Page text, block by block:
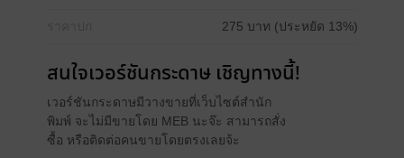
275 บาท (ประหยัด 13%)
สนใจเวอร์ชันกระดาษ เชิญทางนี้!
เวอร์ชันกระดาษมีวางขายที่เว็บไซต์สำนัก
พิมพ์ จะไม่มีขายโดย MEB นะจ๊ะ สามารถสั่ง
ซื้อ หรือติดต่อคนขายโดยตรงเลยจ้ะ